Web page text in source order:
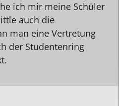
ich mir meine Schüler
auch die
man eine Vertretung
der Studentenring